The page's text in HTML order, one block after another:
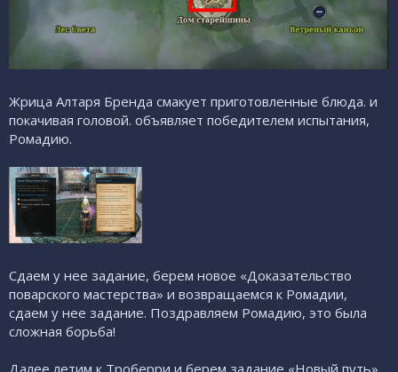
Жрица Алтаря Бренда смакует приготовленные блюда. и
покачивая головой. объявляет победителем испытания,
Ромадию.
Сдаем у нее задание, берем новое «Доказательство
поварского мастерства» и возвращаемся к Ромадии,
сдаем у нее задание. Поздравляем Ромадию, это была
сложная борьба!
Далее летим к Троберри и берем задание «Новый путь».